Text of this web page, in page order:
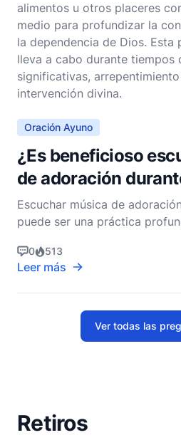
alimentos u otros placeres
medio para profundizar la
la dependencia de Dios. Esta
lleva a cabo durante tiempos
significativas,
intervención divina.
Oración Ayuno
¿Es beneficioso
de adoración
Escuchar música de
puede ser una práctica
emocional y una conexión
El ayuno, en su esencia, es
Dios absteniéndose de
deseos físicos, a
0 513
Leer más
Ver todas las
Retiros